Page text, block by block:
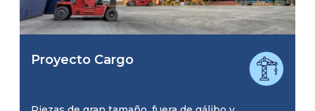
Proyecto Cargo